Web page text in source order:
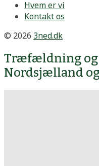
Hvem er vi
Kontakt os
© 2026 3ned.dk
Træfældning
Nordsjælland